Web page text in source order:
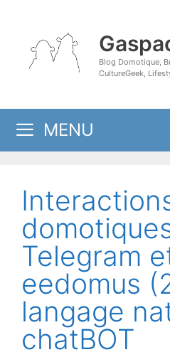
contenu
Blog Domotique,
CultureGeek,
MENU
Telegram
eedomus
langage
chatBOT